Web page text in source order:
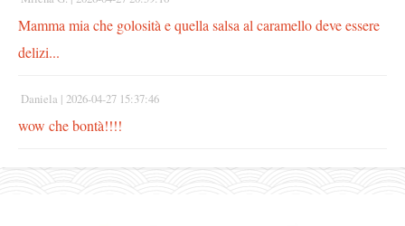
Mamma mia che golosità e quella salsa al caramello deve essere
delizi...
Daniela | 2026-04-27 15:37:46
wow che bontà!!!!